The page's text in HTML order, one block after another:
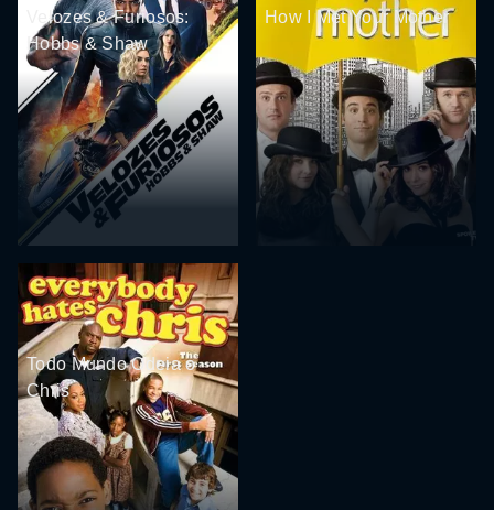
Velozes & Furiosos:
Hobbs & Shaw
How I Met Your Mother
Todo Mundo Odeia o
Chris